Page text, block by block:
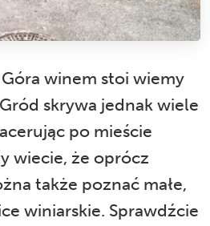
winem stoi wiemy
skrywa jednak wiele
po mieście
wiecie, że oprócz
także poznać małe,
winiarskie. Sprawdźcie